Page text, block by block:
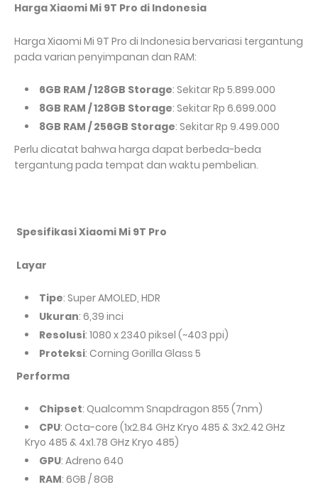
Harga Xiaomi Mi 9T Pro di Indonesia
Harga Xiaomi Mi 9T Pro di Indonesia bervariasi tergantung
pada varian penyimpanan dan RAM:
6GB RAM / 128GB Storage: Sekitar Rp 5.899.000
8GB RAM / 128GB Storage: Sekitar Rp 6.699.000
8GB RAM / 256GB Storage: Sekitar Rp 9.499.000
Perlu dicatat bahwa harga dapat berbeda-beda
tergantung pada tempat dan waktu pembelian.
Spesifikasi Xiaomi Mi 9T Pro
Layar
Tipe: Super AMOLED, HDR
Ukuran: 6,39 inci
Resolusi: 1080 x 2340 piksel (~403 ppi)
Proteksi: Corning Gorilla Glass 5
Performa
Chipset: Qualcomm Snapdragon 855 (7nm)
CPU: Octa-core (1x2.84 GHz Kryo 485 & 3x2.42 GHz
Kryo 485 & 4x1.78 GHz Kryo 485)
GPU: Adreno 640
RAM: 6GB / 8GB